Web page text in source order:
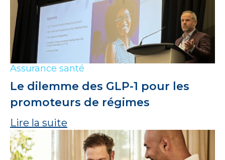
Assurance santé
Le dilemme des GLP-1 pour les
promoteurs de régimes
Lire la suite